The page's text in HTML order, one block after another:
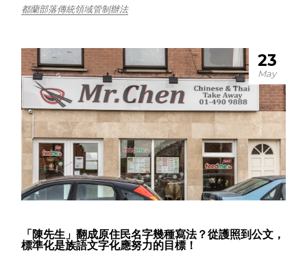
都蘭部落傳統領域管制辦法
23
May
「陳先生」翻成原住民名字幾種寫法？從護照到公文，
標準化是族語文字化應努力的目標！